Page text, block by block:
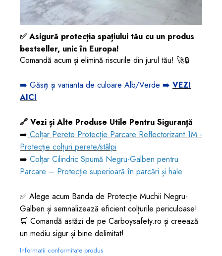
✅ Asigură protecția spațiului tău cu un produs
bestseller, unic în Europa!
Comandă acum și elimină riscurile din jurul tău! 🚀🔒
➡️ Găsiți și varianta de culoare Alb/Verde ➡️ VEZI
AICI
🔗 Vezi și Alte Produse Utile Pentru Siguranță
➡️ Colțar Perete Protecție Parcare Reflectorizant 1M -
Protecție colțuri perete/stâlpi
➡️ Colțar Cilindric Spumă Negru-Galben pentru
Parcare – Protecție superioară în parcări și hale
✅ Alege acum Banda de Protecție Muchii Negru-
Galben și semnalizează eficient colțurile periculoase!
🛒 Comandă astăzi de pe Carboysafety.ro și creează
un mediu sigur și bine delimitat!
Informatii conformitate produs